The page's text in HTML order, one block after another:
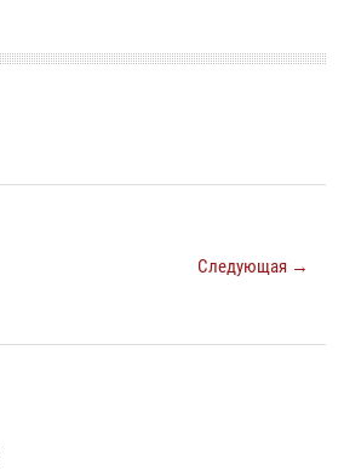
Следующая →